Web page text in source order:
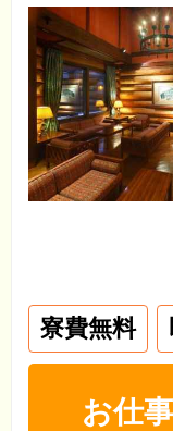
寮費無料
お仕